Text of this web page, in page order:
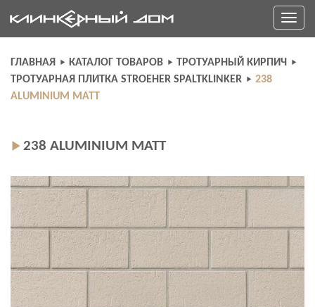
to
content
Toggle
ГЛАВНАЯ КАТАЛОГ ТОВАРОВ
ТРОТУАРНЫЙ КИРПИЧ
ТРОТУАРНАЯ ПЛИТКА STROEHER SPALTKLINKER
238
ALUMINIUM MATT
238 ALUMINIUM MATT